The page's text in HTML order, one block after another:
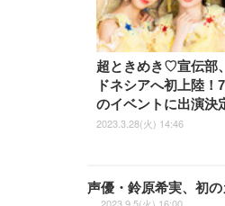
超ときめき♡宣伝部
ドネシアへ初上陸！
のイベントに出演決
2023.3.28(火) 14:46
声優・鈴原希実、初